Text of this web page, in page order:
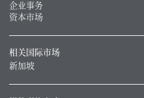
企业事务
资本市场
相关国际市场
新加坡